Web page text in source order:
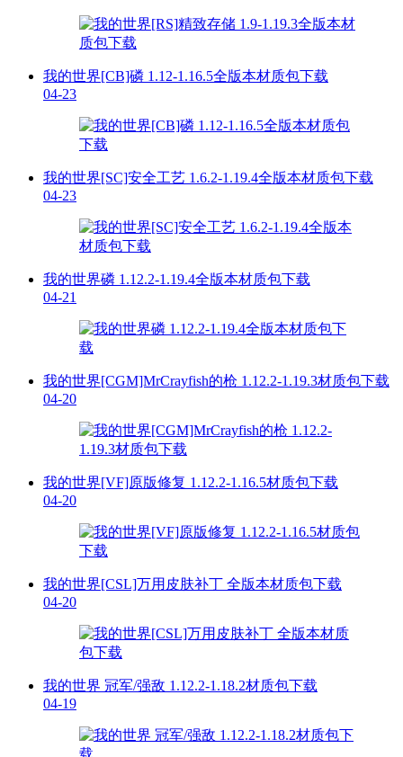
我的世界[CB]磷 1.12-1.16.5全版本材质包下载
04-23
我的世界[SC]安全工艺 1.6.2-1.19.4全版本材质包下载
04-23
我的世界磷 1.12.2-1.19.4全版本材质包下载
04-21
我的世界[CGM]MrCrayfish的枪 1.12.2-1.19.3材质包下载
04-20
我的世界[VF]原版修复 1.12.2-1.16.5材质包下载
04-20
我的世界[CSL]万用皮肤补丁 全版本材质包下载
04-20
我的世界 冠军/强敌 1.12.2-1.18.2材质包下载
04-19